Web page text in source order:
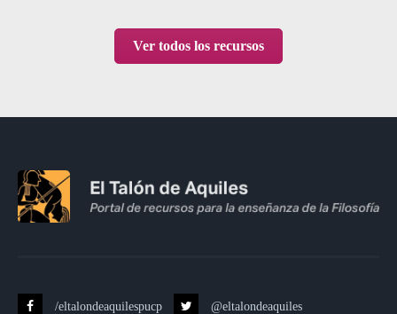
Ver todos los recursos
/eltalondeaquilespucp @eltalondeaquiles